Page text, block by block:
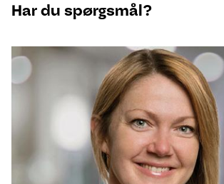
Har du spørgsmål?